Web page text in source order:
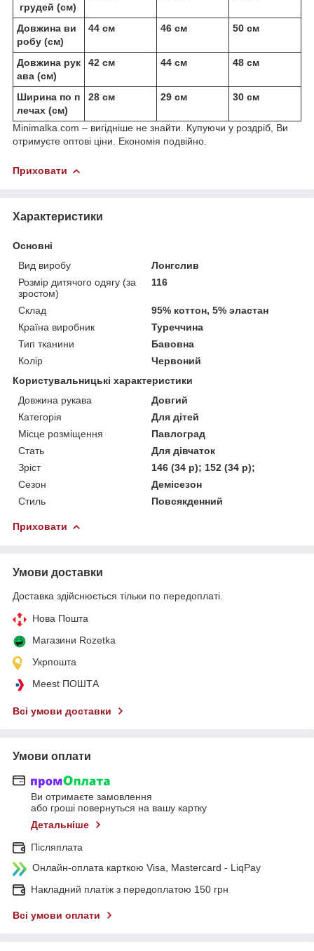
грудей (см)
Довжина ви
робу (см)
44 см 46 см 50 см
Довжина рук
ава (см)
42 см 44 см 48 см
Ширина по п
лечах (см)
28 см 29 см 30 см
Minimalka.com – вигідніше не знайти. Купуючи у роздріб, Ви
отримуєте оптові ціни. Економія подвійно.
Приховати
Характеристики
Основні
Вид виробу
Лонгслив
Розмір дитячого одягу (за
зростом)
116
Склад
95% коттон, 5% эластан
Країна виробник
Туреччина
Тип тканини
Бавовна
Колір
Червоний
Користувальницькі характеристики
Довжина рукава
Довгий
Категорія
Для дітей
Місце розміщення
Павлоград
Стать
Для дівчаток
Зріст
146 (34 р); 152 (34 р);
Сезон
Демісезон
Стиль
Повсякденний
Приховати
Умови доставки
Доставка здійснюється тільки по передоплаті.
Нова Пошта
Магазини Rozetka
Укрпошта
Meest ПОШТА
Всі умови доставки
Умови оплати
Ви отримаєте замовлення
або гроші повернуться на вашу картку
Детальніше
Післяплата
Онлайн-оплата карткою Visa, Mastercard - LiqPay
Накладний платіж з передоплатою 150 грн
Всі умови оплати